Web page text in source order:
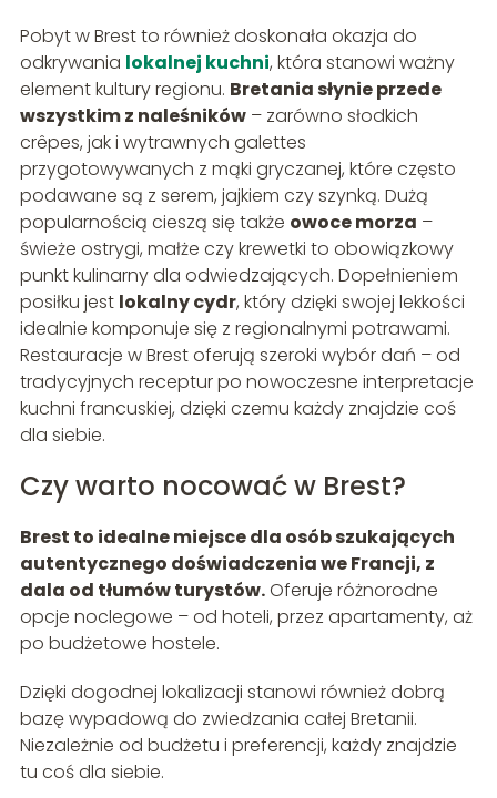
Pobyt w Brest to również doskonała okazja do
odkrywania lokalnej kuchni, która stanowi ważny
element kultury regionu. Bretania słynie przede
wszystkim z naleśników– zarówno słodkich
crêpes, jak i wytrawnych galettes
przygotowywanych z mąki gryczanej, które często
podawane są z serem, jajkiem czy szynką. Dużą
popularnością cieszą się także owoce morza –
świeże ostrygi, małże czy krewetki to obowiązkowy
punkt kulinarny dla odwiedzających. Dopełnieniem
posiłku jest lokalny cydr, który dzięki swojej lekkości
idealnie komponuje się z regionalnymi potrawami.
Restauracje w Brest oferują szeroki wybór dań – od
tradycyjnych receptur po nowoczesne interpretacje
kuchni francuskiej, dzięki czemu każdy znajdzie coś
dla siebie.
Czy warto nocować w Brest?
Brest to idealne miejsce dla osób szukających
autentycznego doświadczenia we Francji, z
dala od tłumów turystów.Oferuje różnorodne
opcje noclegowe – od hoteli, przez apartamenty, aż
po budżetowe hostele.
Dzięki dogodnej lokalizacji stanowi również dobrą
bazę wypadową do zwiedzania całej Bretanii.
Niezależnie od budżetu i preferencji, każdy znajdzie
tu coś dla siebie.